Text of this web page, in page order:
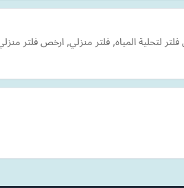
فلتر لتحلية المياه, فلتر منزلي, ارخص